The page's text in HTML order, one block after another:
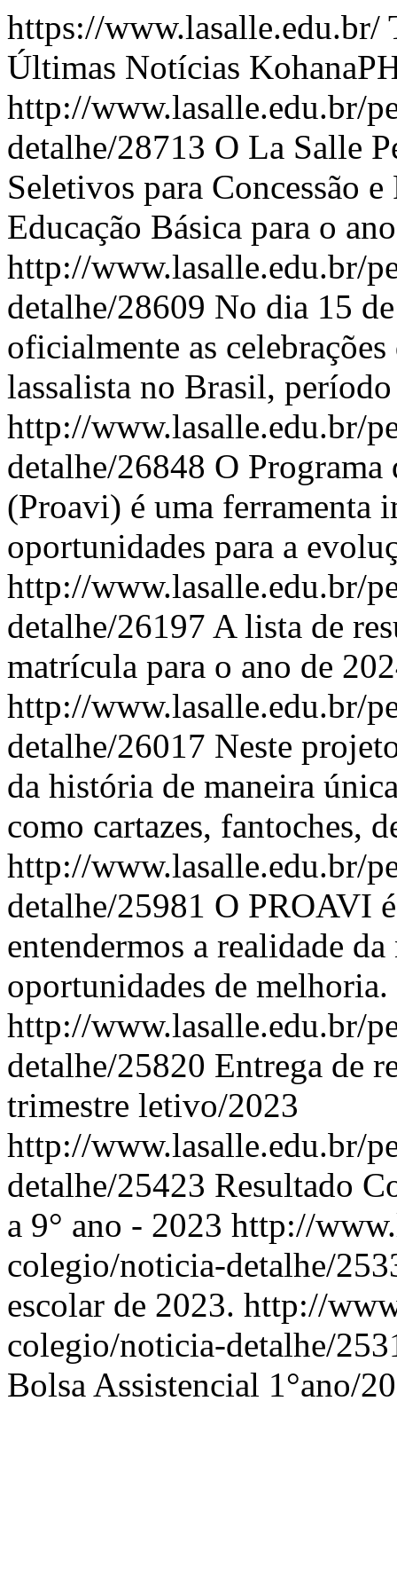
https://www.lasalle.edu.br/
Últimas Notícias
http://www.lasalle.edu.br/
detalhe/28713 O La Salle
Seletivos para Concessão
Educação Básica para o
http://www.lasalle.edu.br/
detalhe/28609 No dia 15
oficialmente as
lassalista no Brasil,
http://www.lasalle.edu.br/
detalhe/26848 O
(Proavi) é uma ferramenta
oportunidades para a
http://www.lasalle.edu.br/
detalhe/26197 A lista de
matrícula para o ano de
http://www.lasalle.edu.br/
detalhe/26017 Neste
da história de maneira
como cartazes, fantoches,
http://www.lasalle.edu.br/
detalhe/25981 O PROAVI
entendermos a realidade
oportunidades de melhoria.
http://www.lasalle.edu.br/
detalhe/25820 Entrega de
trimestre letivo/2023
http://www.lasalle.edu.br/
detalhe/25423 Resultado
a 9° ano - 2023 http://
colegio/noticia-detalhe/
escolar de 2023. http://
colegio/noticia-detalhe/
Bolsa Assistencial 1°ano/